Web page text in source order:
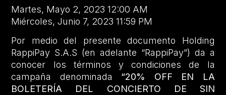
Martes, Mayo 2, 2023 12:00 AM
Miércoles, Junio 7, 2023 11:59 PM
Por medio del presente documento Holding
RappiPay S.A.S (en adelante “RappiPay”) da a
conocer los términos y condiciones de la
campaña denominada “20% OFF EN LA
BOLETERÍA DEL CONCIERTO DE SIN